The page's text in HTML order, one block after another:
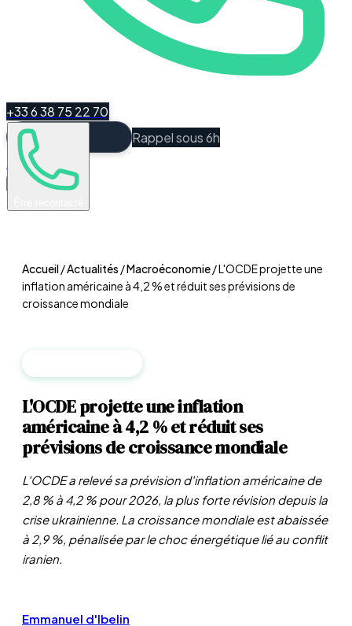
+33 6 38 75 22 70
Rappel sous 6h
Espace Client
Accueil/Actualités /Macroéconomie/L'OCDE projette une
inflation américaine à 4,2 % et réduit ses prévisions de
croissance mondiale
L'OCDE projette une inflation
américaine à 4,2 % et réduit ses
prévisions de croissance mondiale
L'OCDE a relevé sa prévision d'inflation américaine de
2,8 % à 4,2 % pour 2026, la plus forte révision depuis la
crise ukrainienne. La croissance mondiale est abaissée
à 2,9 %, pénalisée par le choc énergétique lié au conflit
iranien.
Emmanuel d'Ibelin